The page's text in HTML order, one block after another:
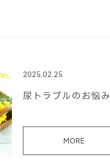
2025.02.25
尿トラブルのお悩み
MORE